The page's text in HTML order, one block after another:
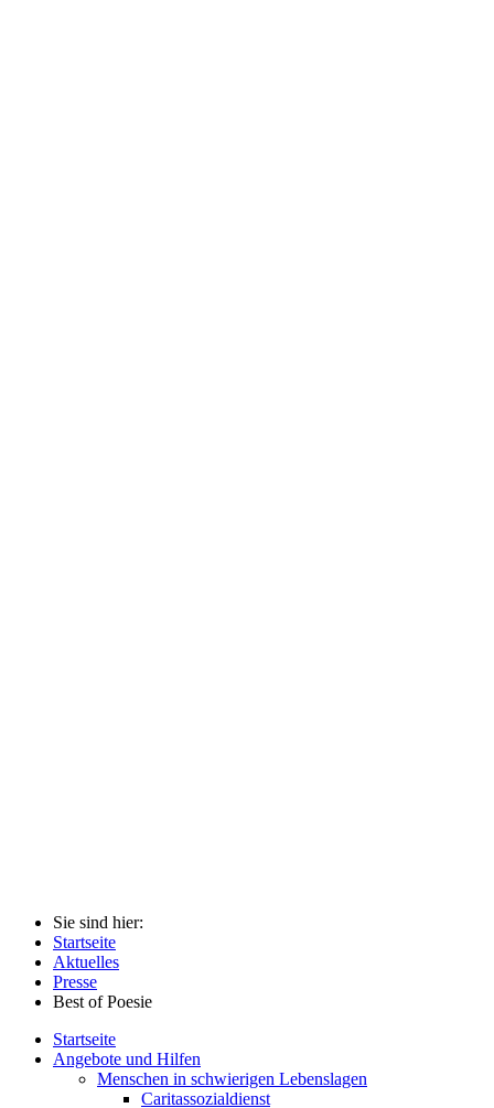
Sie sind hier:
Startseite
Aktuelles
Presse
Best of Poesie
Startseite
Angebote und Hilfen
Menschen in schwierigen Lebenslagen
Caritassozialdienst